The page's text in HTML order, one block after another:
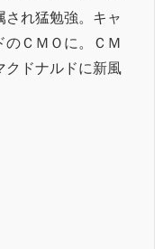
され猛勉強。キャ
のＣＭＯに。ＣＭ
クドナルドに新風